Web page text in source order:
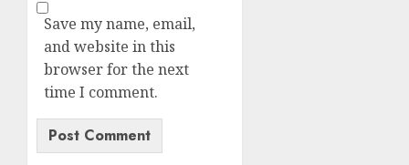
Save my name, email,
and website in this
browser for the next
time I comment.